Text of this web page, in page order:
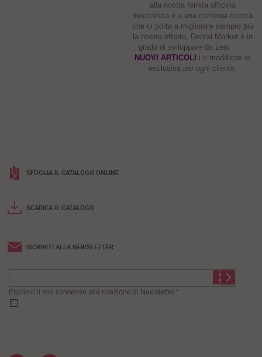
alla nostra fornita officina
meccanica e a una continua ricerca
che ci porta a migliorare sempre più
la nostra offerta, Dental Market è in
grado di sviluppare da zero
NUOVI ARTICOLI i o modifiche in
esclusiva per ogni cliente.
SFOGLIA IL CATALOGO ONLINE
SCARICA IL CATALOGO
ISCRIVITI ALLA NEWSLETTER
Esprimo il mio consenso alla ricezione di Newsletter *